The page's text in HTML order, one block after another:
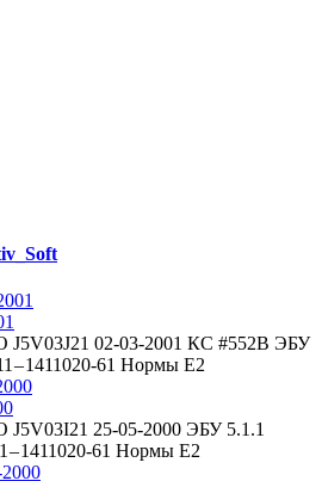
J5V03J21 02-03-2001 КС #552B ЭБУ
– 1411020-61 Нормы Е2
25-05-2000 ЭБУ 5.1.1
– 1411020-61 Нормы Е2